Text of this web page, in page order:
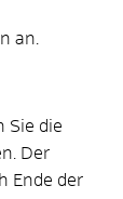
an.
Sie die
Der
Ende der